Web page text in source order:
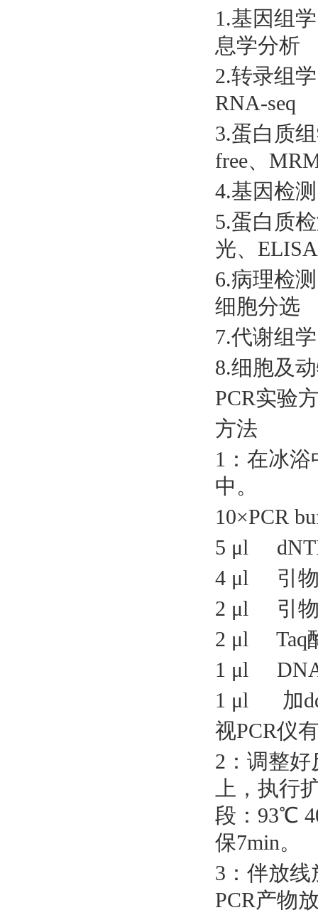
1.基因组
息学分析
2.转录组
RNA-seq
3.蛋白质
free、
4.基因检
5.蛋白质
光、ELISA
6.病理检
细胞分选
7.代谢组
8.细胞及
PCR实验
方法
1：在冰
中。
10×PCR
5 μl
4 μl 引物
2 μl 引物
2 μl Taq
1 μl DNA
1 μl 加
视PCR仪
2：调整
上，执行
段：93℃
保7min。
3：伴放
PCR产物